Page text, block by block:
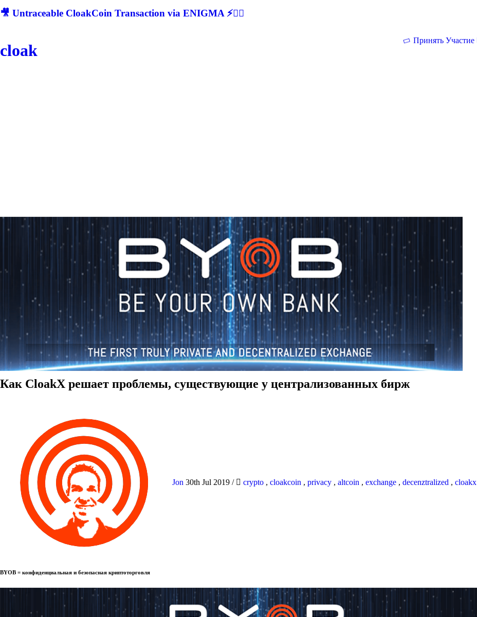
🎥 Untraceable CloakCoin Transaction via ENIGMA ⚡🕵‍♂
cloak
Принять Участие
Как CloakX решает проблемы, существующие у централизованных бирж
Jon 30th Jul 2019 / crypto , cloakcoin , privacy , altcoin , exchange , decenztralized , cloakx
BYOB = конфиденциальная и безопасная криптоторговля